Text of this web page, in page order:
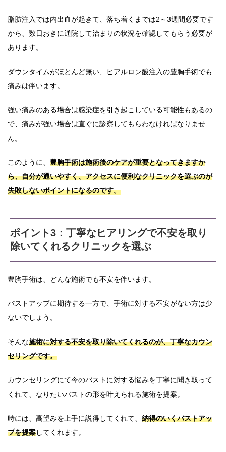
脂肪注入では内出血が起きて、落ち着くまでは2～3週間必要です
から、数日おきに通院して治まりの状況を確認してもらう必要が
あります。
ダウンタイムがほとんど無い、ヒアルロン酸注入の豊胸手術でも
痛みは伴います。
強い痛みのある場合は感染症を引き起こしている可能性もあるの
で、痛みが強い場合は直ぐに診察してもらわなければなりませ
ん。
このように、 豊胸手術は施術後のケアが重要となってきますか
ら、自分が通いやすく、アクセスに便利なクリニックを選ぶのが
失敗しないポイントになるのです。
ポイント3：丁寧なヒアリングで不安を取り
除いてくれるクリニックを選ぶ
豊胸手術は、どんな施術でも不安を伴います。
バストアップに期待する一方で、手術に対する不安がない方は少
ないでしょう。
そんな施術に対する不安を取り除いてくれるのが、丁寧なカウン
セリングです。
カウンセリングにて今のバストに対する悩みを丁寧に聞き取って
くれて、なりたいバストの形を叶えられる施術を提案。
時には、高望みを上手に説得してくれて、 納得のいくバストアッ
プを提案してくれます。